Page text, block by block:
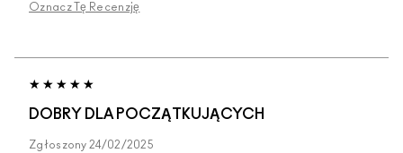
Oznacz Tę Recenzję
DOBRY DLA POCZĄTKUJĄCYCH
Zgłoszony 24/02/2025